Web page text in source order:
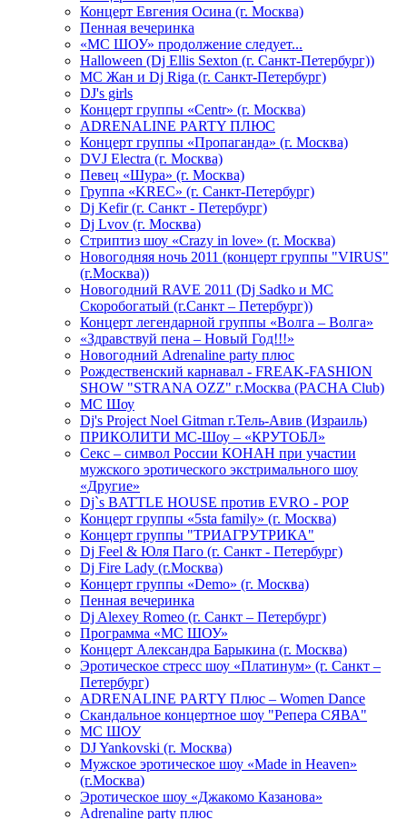
Концерт Евгения Осина (г. Москва)
Пенная вечеринка
«МС ШОУ» продолжение следует...
Halloween (Dj Ellis Sexton (г. Санкт-Петербург))
МС Жан и Dj Riga (г. Санкт-Петербург)
DJ's girls
Концерт группы «Centr» (г. Москва)
ADRENALINE PARTY ПЛЮС
Концерт группы «Пропаганда» (г. Москва)
DVJ Electra (г. Москва)
Певец «Шура» (г. Москва)
Группа «KREC» (г. Санкт-Петербург)
Dj Kefir (г. Санкт - Петербург)
Dj Lvov (г. Москва)
Стриптиз шоу «Crazy in love» (г. Москва)
Новогодняя ночь 2011 (концерт группы "VIRUS"
(г.Москва))
Новогодний RAVE 2011 (Dj Sadko и MC
Скоробогатый (г.Санкт – Петербург))
Концерт легендарной группы «Волга – Волга»
«Здравствуй пена – Новый Год!!!»
Новогодний Adrenaline party плюс
Рождественский карнавал - FREAK-FASHION
SHOW "STRANA OZZ" г.Москва (PACHA Club)
MC Шоу
Dj's Project Noel Gitman г.Тель-Авив (Израиль)
ПРИКОЛИТИ МС-Шоу – «КРУТОБЛ»
Секс – символ России КОНАН при участии
мужского эротического экстримального шоу
«Другие»
Dj`s BATTLE HOUSE против EVRO - POP
Концерт группы «5sta family» (г. Москва)
Концерт группы "ТРИАГРУТРИКА"
Dj Feel & Юля Паго (г. Санкт - Петербург)
Dj Fire Lady (г.Москва)
Концерт группы «Demo» (г. Москва)
Пенная вечеринка
Dj Alexey Romeo (г. Санкт – Петербург)
Программа «МС ШОУ»
Концерт Александра Барыкина (г. Москва)
Эротическое стресс шоу «Платинум» (г. Санкт –
Петербург)
ADRENALINE PARTY Плюс – Women Dance
Скандальное концертное шоу "Репера СЯВА"
МС ШОУ
DJ Yankovski (г. Москва)
Мужское эротическое шоу «Made in Heaven»
(г.Москва)
Эротическое шоу «Джакомо Казанова»
Adrenaline party плюс